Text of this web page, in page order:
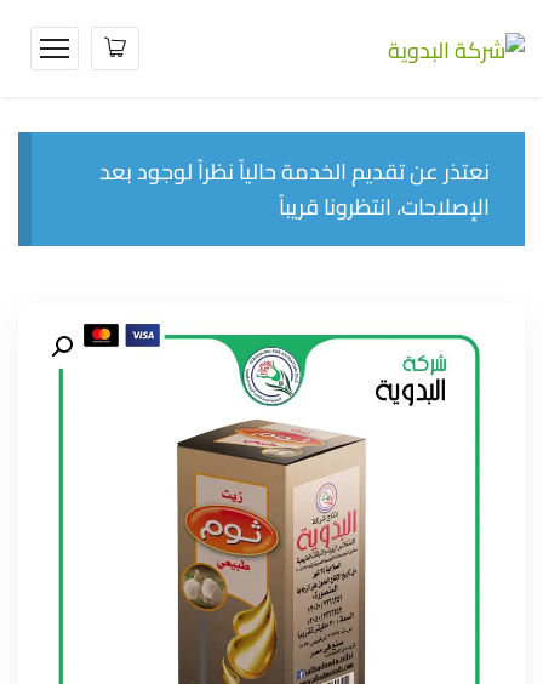
نعتذر عن تقديم الخدمة حالياً نظراً لوجود بعد
الإصلاحات، انتظرونا قريباً